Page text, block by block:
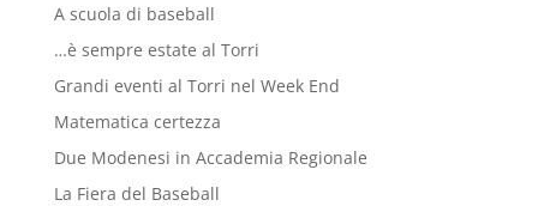
A scuola di baseball
…è sempre estate al Torri
Grandi eventi al Torri nel Week End
Matematica certezza
Due Modenesi in Accademia Regionale
La Fiera del Baseball